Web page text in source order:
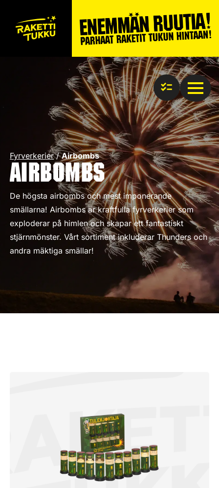
Fyrverkerier / Airbombs
Airbombs
De högsta airbombs och mest imponerande
smällarna! Airbombs är kraftfulla fyrverkerier som
exploderar på himlen och skapar ett fantastiskt
stjärnmönster. Vårt sortiment inkluderar Thunders och
andra mäktiga smällar!